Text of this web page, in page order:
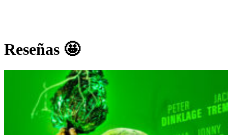
Reseñas 🤩